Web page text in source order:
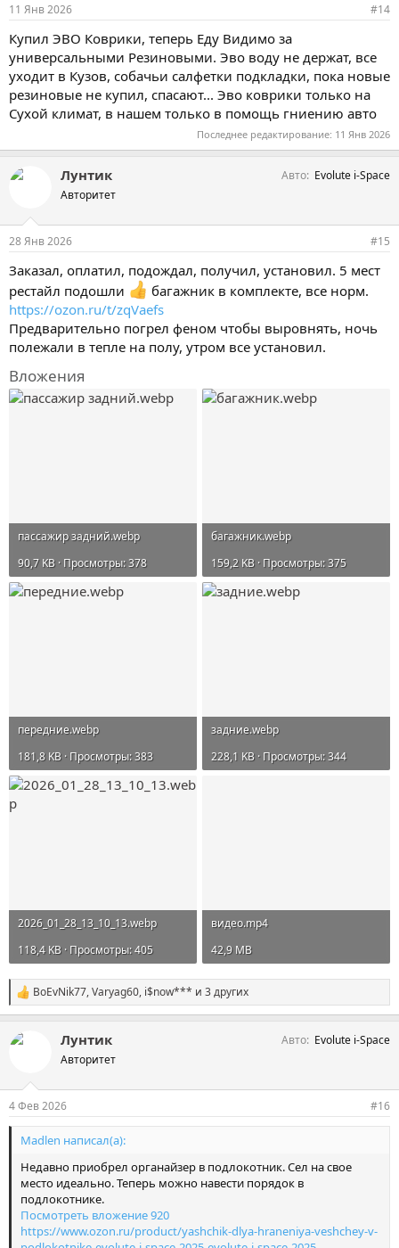
11 Янв 2026 #14
Купил ЭВО Коврики, теперь Еду Видимо за
универсальными Резиновыми. Эво воду не держат, все
уходит в Кузов, собачьи салфетки подкладки, пока новые
резиновые не купил, спасают... Эво коврики только на
Сухой климат, в нашем только в помощь гниению авто
Последнее редактирование: 11 Янв 2026
Лунтик
Авторитет
Авто Evolute i-Space
28 Янв 2026 #15
Заказал, оплатил, подождал, получил, установил. 5 мест
рестайл подошли
багажник в комплекте, все норм.
https://ozon.ru/t/zqVaefs
Предварительно погрел феном чтобы выровнять, ночь
полежали в тепле на полу, утром все установил.
Вложения
пассажир задний.webp
90,7 KB · Просмотры: 378
багажник.webp
159,2 KB · Просмотры: 375
передние.webp
181,8 KB · Просмотры: 383
задние.webp
228,1 KB · Просмотры: 344
2026_01_28_13_10_13.webp
118,4 KB · Просмотры: 405
видео.mp4
42,9 MB
С
и
п
BoEvNik77,Varyag60, i$now*** и 3 других
Лунтик
Авторитет
Авто Evolute i-Space
4 Фев 2026 #16
Madlen написал(а):
Недавно приобрел органайзер в подлокотник. Сел на свое
место идеально. Теперь можно навести порядок в
подлокотнике.
Посмотреть вложение 920
https://www.ozon.ru/product/yashchik-dlya-hraneniya-veshchey-v-